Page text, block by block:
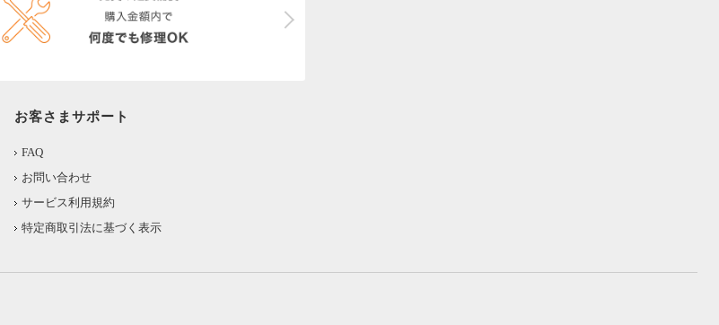
お客さまサポート
FAQ
お問い合わせ
サービス利用規約
特定商取引法に基づく表示